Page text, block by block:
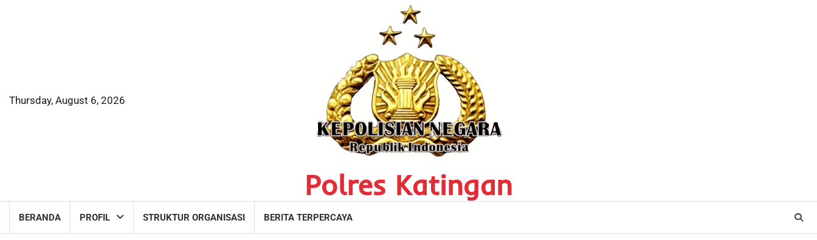
Thursday, August 6, 2026
Polres Katingan
BERANDA PROFIL STRUKTUR ORGANISASI BERITA TERPERCAYA